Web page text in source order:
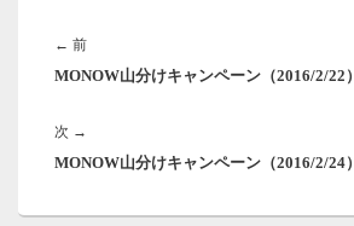
ビ
ー
シ
← 前前
の
MONOW山分けキャンペーン（2016/2/22）
次 →
の
MONOW山分けキャンペーン（2016/2/24）